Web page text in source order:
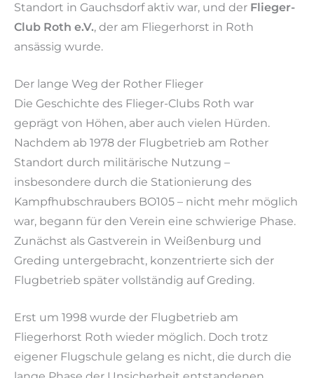
Standort in Gauchsdorf aktiv war, und der Flieger-
Club Roth e.V., der am Fliegerhorst in Roth
ansässig wurde.
Der lange Weg der Rother Flieger
Die Geschichte des Flieger-Clubs Roth war
geprägt von Höhen, aber auch vielen Hürden.
Nachdem ab 1978 der Flugbetrieb am Rother
Standort durch militärische Nutzung –
insbesondere durch die Stationierung des
Kampfhubschraubers BO105 – nicht mehr möglich
war, begann für den Verein eine schwierige Phase.
Zunächst als Gastverein in Weißenburg und
Greding untergebracht, konzentrierte sich der
Flugbetrieb später vollständig auf Greding.
Erst um 1998 wurde der Flugbetrieb am
Fliegerhorst Roth wieder möglich. Doch trotz
eigener Flugschule gelang es nicht, die durch die